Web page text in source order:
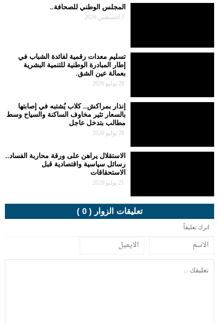
المجلس الوطني للصحافة..
5 أغسطس 2026
تسليم معدات رقمية لفائدة الشباب في
إطار المبادرة الوطنية للتنمية البشرية
بعمالة عين الشق.
28 يوليو 2026
إنذار بمراكش.. كلاب يُشتبه في إصابتها
بالسعار تثير مخاوف الساكنة والسياح وسط
مطالب بتدخل عاجل
28 يوليو 2026
الاستقلال يراهن على ورقة محاربة الفساد..
رسائل سياسية واقتصادية قبل
الاستحقاقات
تعليقات الزوار ( 0 )
اترك تعليقاً